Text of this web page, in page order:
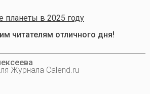
планеты в 2025 году
читателям отличного дня!
Журнала Calend.ru